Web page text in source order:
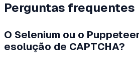
Perguntas frequentes
O Selenium ou o
esolução de CAPTCHA?